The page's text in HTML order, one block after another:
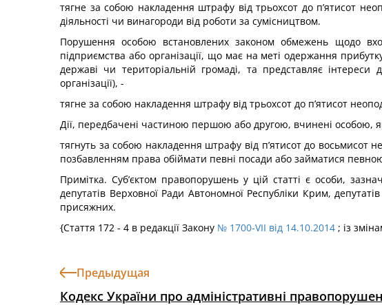
тягне за собою накладення штрафу від трьохсот до п’ятисот
діяльності чи винагороди від роботи за сумісництвом.
Порушення особою встановлених законом обмежень щодо
підприємства або організації, що має на меті одержання
державі чи територіальній громаді, та представляє інтереси
організації), -
тягне за собою накладення штрафу від трьохсот до п’ятисот
Дії, передбачені частиною першою або другою, вчинені особою,
тягнуть за собою накладення штрафу від п’ятисот до восьмисот
позбавленням права обіймати певні посади або займатися
Примітка. Суб’єктом правопорушень у цій статті є особи,
депутатів Верховної Ради Автономної Республіки Крим,
присяжних.
{Стаття 172 - 4 в редакції Закону № 1700-VII від 14.10.2014 ; із
Предыдущая
Кодекс України про адміністративні